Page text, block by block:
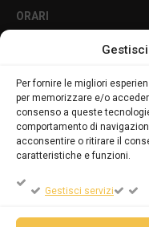
Per fornire le migliori
per memorizzare e/o
consenso a queste
comportamento di
acconsentire o ritirare il
caratteristiche e funzioni.
Gestisci servizi
ORARI
PRIVACY E COOKIES
DICHIARAZIONE SULLA
COOKIE POLICY (UE)